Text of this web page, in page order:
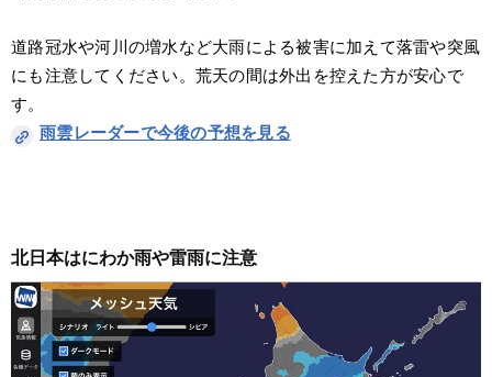
道路冠水や河川の増水など大雨による被害に加えて落雷や突風
にも注意してください。荒天の間は外出を控えた方が安心で
す。
雨雲レーダーで今後の予想を見る
北日本はにわか雨や雷雨に注意